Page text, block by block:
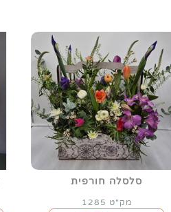
סלסלה חורפית
מק"ט 1285